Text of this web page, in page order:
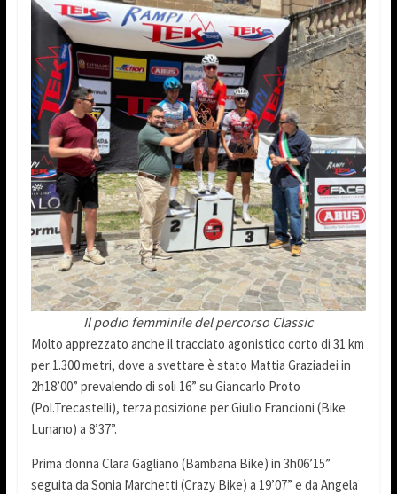
Il podio femminile del percorso Classic
Molto apprezzato anche il tracciato agonistico corto di 31 km
per 1.300 metri, dove a svettare è stato Mattia Graziadei in
2h18’00” prevalendo di soli 16” su Giancarlo Proto
(Pol.Trecastelli), terza posizione per Giulio Francioni (Bike
Lunano) a 8’37”.
Prima donna Clara Gagliano (Bambana Bike) in 3h06’15”
seguita da Sonia Marchetti (Crazy Bike) a 19’07” e da Angela